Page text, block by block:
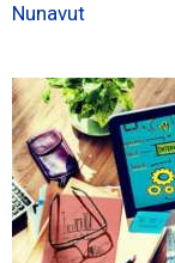
Nunavut